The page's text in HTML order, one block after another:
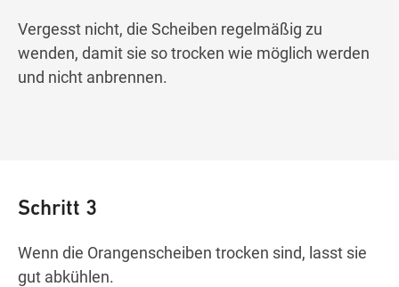
Vergesst nicht, die Scheiben regelmäßig zu
wenden, damit sie so trocken wie möglich werden
und nicht anbrennen.
Schritt 3
Wenn die Orangenscheiben trocken sind, lasst sie
gut abkühlen.